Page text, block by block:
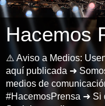
Hacemos
⚠️ Aviso a Medios:
aquí publicada ➜
medios de
#HacemosPrensa ➜ Si